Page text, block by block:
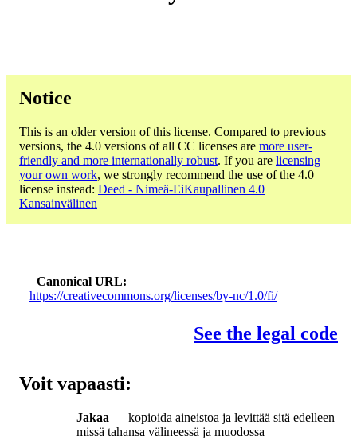
Notice
This is an older version of this license. Compared to previous
versions, the 4.0 versions of all CC licenses are more user-
friendly and more internationally robust. If you are licensing
your own work, we strongly recommend the use of the 4.0
license instead: Deed - Nimeä-EiKaupallinen 4.0
Kansainvälinen
Canonical URL
https://creativecommons.org/licenses/by-nc/1.0/fi/
See the legal code
Voit vapaasti:
Jakaa — kopioida aineistoa ja levittää sitä edelleen
missä tahansa välineessä ja muodossa